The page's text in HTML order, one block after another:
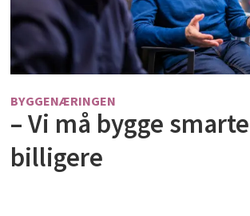
BYGGENÆRINGEN
– Vi må bygge
billigere